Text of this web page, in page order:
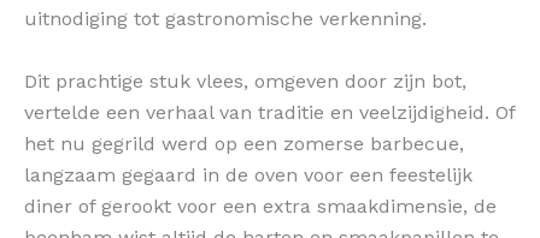
uitnodiging tot gastronomische verkenning.
Dit prachtige stuk vlees, omgeven door zijn bot,
vertelde een verhaal van traditie en veelzijdigheid. Of
het nu gegrild werd op een zomerse barbecue,
langzaam gegaard in de oven voor een feestelijk
diner of gerookt voor een extra smaakdimensie, de